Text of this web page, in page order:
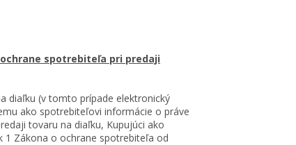
spotrebiteľa pri predaji
diaľku (v tomto prípade elektronický
ako spotrebiteľovi informácie o práve
tovaru na diaľku, Kupujúci ako
1 Zákona o ochrane spotrebiteľa od